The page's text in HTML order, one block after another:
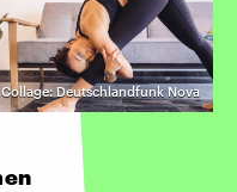
Deutschlandfunk Nova